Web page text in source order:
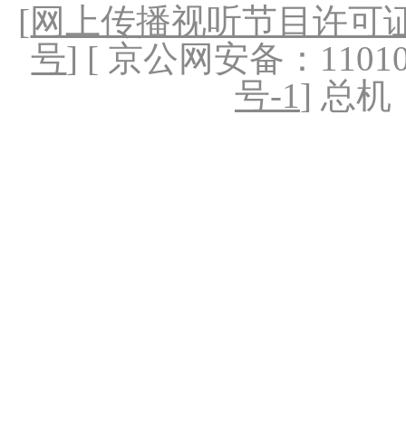
[网上传播视听节目许可
号] [ 京公网安备：
号-1] 总机